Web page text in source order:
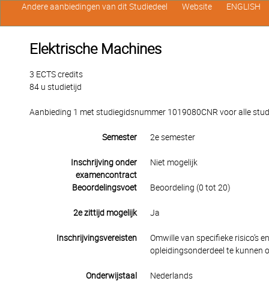
Elektrische Machines
3 ECTS credits
84 u studietijd
Aanbieding 1 met studiegidsnummer 1019080CNR voor alle
Semester 2e semester
Inschrijving onder
examencontract
Niet mogelijk
Beoordelingsvoet Beoordeling (0 tot 20)
2e zittijd mogelijk Ja
Inschrijvingsvereisten
Omwille van specifieke risico’s
opleidingsonderdeel te kunnen
Onderwijstaal Nederlands
Andere aanbiedingen van dit Studiedeel Website ENGLISH